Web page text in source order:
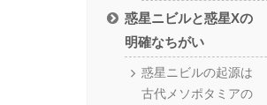
惑星ニビルと惑星Xの
明確なちがい
惑星ニビルの起源は
古代メソポタミアの